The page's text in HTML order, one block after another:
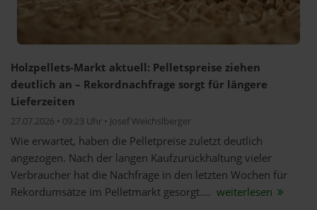
Holzpellets-Markt aktuell: Pelletspreise ziehen
deutlich an – Rekordnachfrage sorgt für längere
Lieferzeiten
27.07.2026 • 09:23 Uhr • Josef Weichslberger
Wie erwartet, haben die Pelletpreise zuletzt deutlich
angezogen. Nach der langen Kaufzurückhaltung vieler
Verbraucher hat die Nachfrage in den letzten Wochen für
Rekordumsätze im Pelletmarkt gesorgt.... weiterlesen